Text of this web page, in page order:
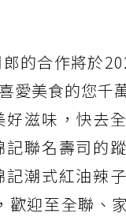
的合作將於
愛美食的您千
好滋味，快去
聯名壽司的
潮式紅油辣
歡迎至全聯、